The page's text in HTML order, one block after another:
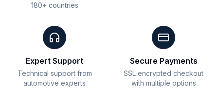
180+ countries
Expert Support
Technical support from
automotive experts
Secure Payments
SSL encrypted checkout
with multiple options